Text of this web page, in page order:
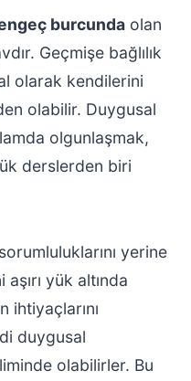
burcundaolan
Geçmişe bağlılık
olarak kendilerini
olabilir. Duygusal
olgunlaşmak,
derslerden biri
yerine
yük altında
ihtiyaçlarını
duygusal
olabilirler. Bu